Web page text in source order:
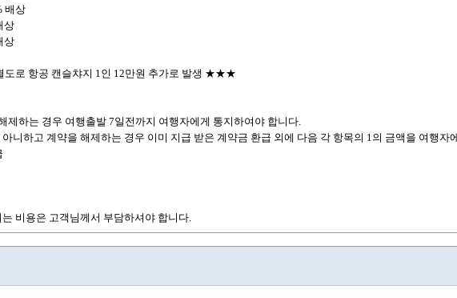
배상
상
상
로 항공 캔슬챠지 1인 12만원 추가로 발생 ★★★
하는 경우 여행출발 7일전까지 여행자에게 통지하여야 합니다.
니하고 계약을 해제하는 경우 이미 지급 받은 계약금 환급 외에 다음 각 항목의 1의 금액을 여행자
비용은 고객님께서 부담하셔야 합니다.